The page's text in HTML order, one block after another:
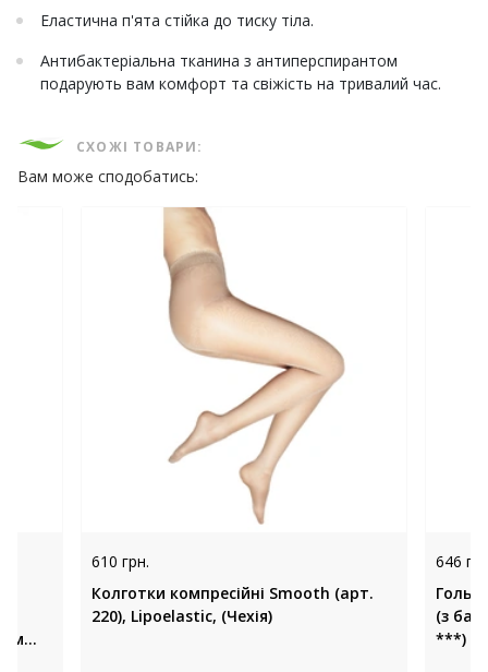
Еластична п'ята стійка до тиску тіла.
Антибактеріальна тканина з антиперспирантом
подарують вам комфорт та свіжість на тривалий час.
СХОЖІ ТОВАРИ:
Вам може сподобатись:
610 грн.
Колготки компресійні Smooth (арт.
220), Lipoelastic, (Чехія)
646
(з
***)